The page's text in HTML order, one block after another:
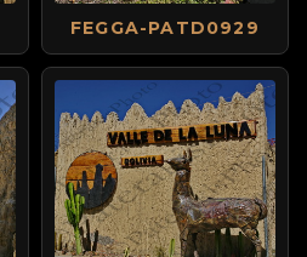
FEGGA-PATD0929